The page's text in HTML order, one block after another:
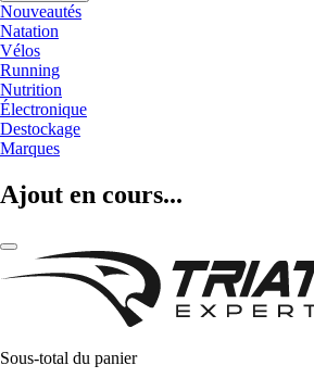
Nouveautés
Natation
Vélos
Running
Nutrition
Électronique
Destockage
Marques
Ajout en cours...
Sous-total du panier